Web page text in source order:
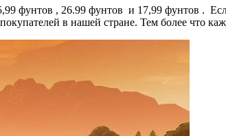
фунтов , 26.99 фунтов и 17,99 фунтов .
в нашей стране. Тем более что